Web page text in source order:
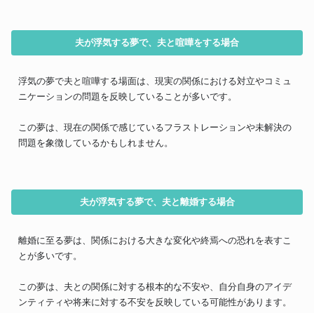
夫が浮気する夢で、夫と喧嘩をする場合
浮気の夢で夫と喧嘩する場面は、現実の関係における対立やコミュ
ニケーションの問題を反映していることが多いです。
この夢は、現在の関係で感じているフラストレーションや未解決の
問題を象徴しているかもしれません。
夫が浮気する夢で、夫と離婚する場合
離婚に至る夢は、関係における大きな変化や終焉への恐れを表すこ
とが多いです。
この夢は、夫との関係に対する根本的な不安や、自分自身のアイデ
ンティティや将来に対する不安を反映している可能性があります。